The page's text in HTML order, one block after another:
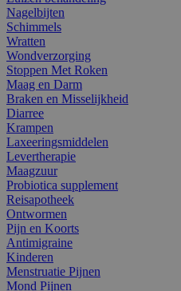
Nagelbijten
Schimmels
Wratten
Wondverzorging
Stoppen Met Roken
Maag en Darm
Braken en Misselijkheid
Diarree
Krampen
Laxeeringsmiddelen
Levertherapie
Maagzuur
Probiotica supplement
Reisapotheek
Ontwormen
Pijn en Koorts
Antimigraine
Kinderen
Menstruatie Pijnen
Mond Pijnen